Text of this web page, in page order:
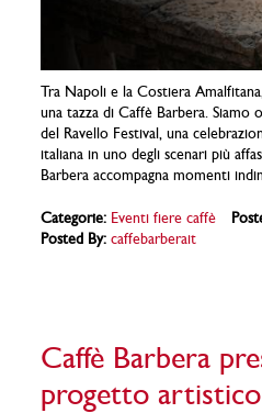
Tra Napoli e la Costiera
una tazza di Caffè Barbera. Siamo
del Ravello Festival, una
italiana in uno degli scenari più
Barbera accompagna momenti
Categorie: Eventi fiere caffè
Posted By: caffebarberait
Caffè Barbera
progetto artistico